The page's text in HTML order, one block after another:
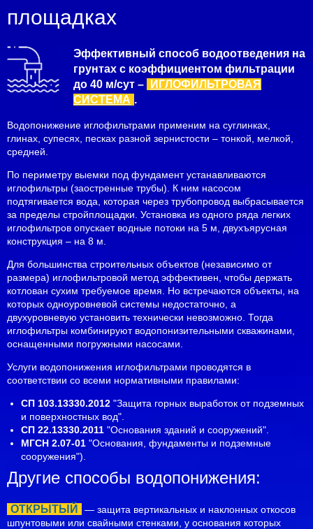
площадках
Эффективный способ водоотведения на
грунтах с коэффициентом фильтрации
до 40 м/сут –
ИГЛОФИЛЬТРОВАЯ
СИСТЕМА .
Водопонижение иглофильтрами применим на суглинках,
глинах, супесях, песках разной зернистости – тонкой, мелкой,
средней.
По периметру выемки под фундамент устанавливаются
иглофильтры (заостренные трубы). К ним насосом
подтягивается вода, которая через трубопровод выбрасывается
за пределы стройплощадки. Установка из одного ряда легких
иглофильтров опускает водные потоки на 5 м, двухъярусная
конструкция – на 8 м.
Для большинства строительных объектов (независимо от
размера) иглофильтровой метод эффективен, чтобы держать
котлован сухим требуемое время. Но встречаются объекты, на
которых одноуровневой системы недостаточно, а
двухуровневую установить технически невозможно. Тогда
иглофильтры комбинируют водопонизительными скважинами,
оснащенными погружными насосами.
Услуги водопонижения иглофильтрами проводятся в
соответствии со всеми нормативными правилами:
СП 103.13330.2012 "Защита горных выработок от подземных
и поверхностных вод".
СП 22.13330.2011 "Основания зданий и сооружений".
МГСН 2.07-01 "Основания, фундаменты и подземные
сооружения").
Другие способы водопонижения:
ОТКРЫТЫЙ
— защита вертикальных и наклонных откосов
шпунтовыми или свайными стенками, у основания которых